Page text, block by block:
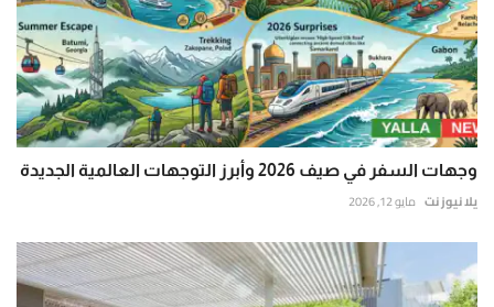
وجهات السفر في صيف 2026 وأبرز التوجهات العالمية الجديدة
يلا نيوز نت مايو 12, 2026